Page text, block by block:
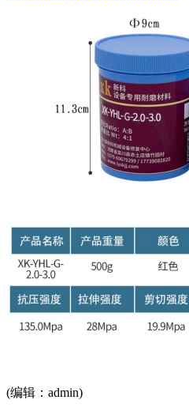
(编辑：admin)